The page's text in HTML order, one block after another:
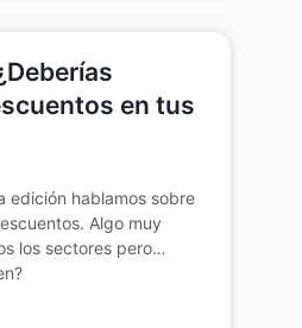
en tus
edición hablamos sobre
Algo muy
los sectores pero…